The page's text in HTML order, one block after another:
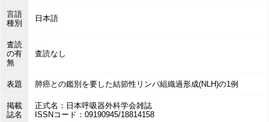
言語
種別
日本語
査読
の有
無
査読なし
表題 肺癌との鑑別を要した結節性リンパ組織過形成(NLH)の1例
掲載
誌名
正式名：日本呼吸器外科学会雑誌
ISSNコード：09190945/18814158